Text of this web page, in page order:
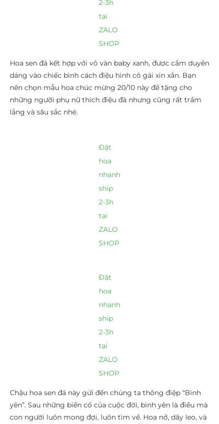
2-3h
tại
ZALO
SHOP
Hoa sen đá kết hợp với vô vàn baby xanh, được cắm duyên
dáng vào chiếc bình cách điệu hình cô gái xin xắn. Bạn
nên chọn mẫu hoa chúc mừng 20/10 này để tặng cho
những người phụ nữ thích điệu đà nhưng cũng rất trầm
lắng và sâu sắc nhé.
Đặt
hoa
nhanh
ship
2-3h
tại
ZALO
SHOP
Đặt
hoa
nhanh
ship
2-3h
tại
ZALO
SHOP
Chậu hoa sen đá này gửi đến chúng ta thông điệp “Bình
yên”. Sau những biến cố của cuộc đời, bình yên là điều mà
con người luôn mong đợi, luôn tìm về. Hoa nở, dây leo, và